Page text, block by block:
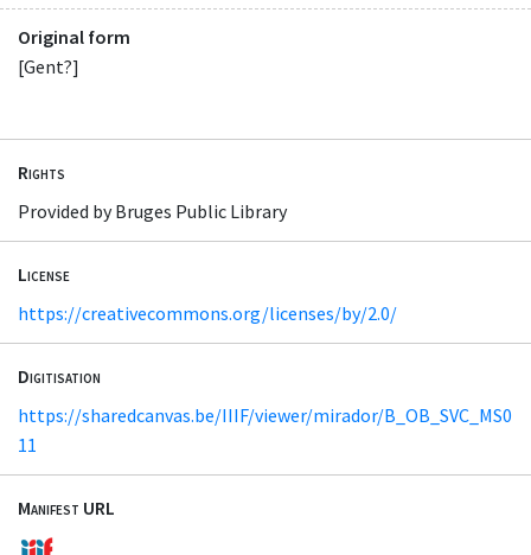
Original form
[Gent?]
Rights
Provided by Bruges Public Library
License
https://creativecommons.org/licenses/by/2.0/
Digitisation
https://sharedcanvas.be/IIIF/viewer/mirador/B_OB_SVC_MS0
11
Manifest URL